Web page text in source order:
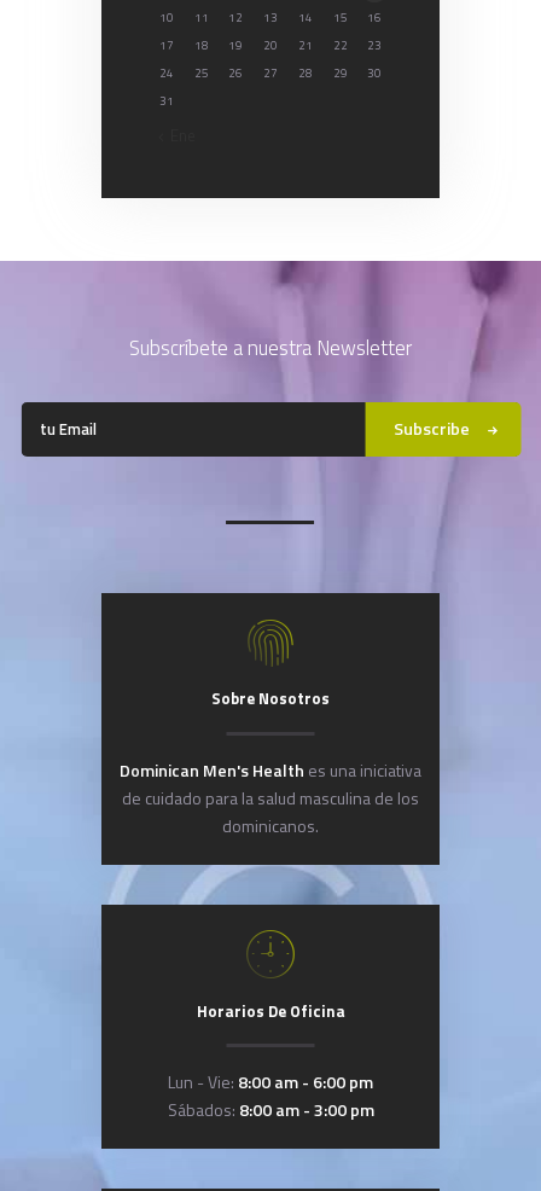
10
11 12 13 14 15
16
17
18 19 20 21 22
23
24
25 26 27 28 29
30
31
Subscríbete a nuestra Newsletter
Subscribe
Sobre Nosotros
Dominican Men's Health es una iniciativa
de cuidado para la salud masculina de los
dominicanos.
Horarios De Oficina
Lun - Vie: 8:00 am - 6:00 pm
Sábados: 8:00 am - 3:00 pm